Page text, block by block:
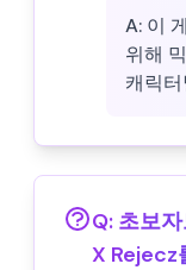
A: 이
위해
캐릭
Q: 초보
X Rejecz